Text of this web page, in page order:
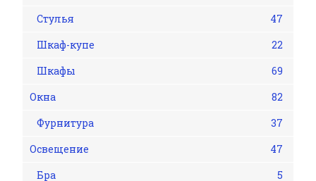
Стулья
47
Шкаф-купе
22
Шкафы
69
Окна
82
Фурнитура
37
Освещение
47
Бра
5